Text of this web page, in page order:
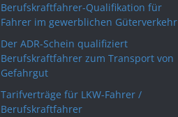
Berufskraftfahrer-Qualifikation für
Fahrer im gewerblichen Güterverkehr
Der ADR-Schein qualifiziert
Berufskraftfahrer zum Transport von
Gefahrgut
Tarifverträge für LKW-Fahrer /
Berufskraftfahrer